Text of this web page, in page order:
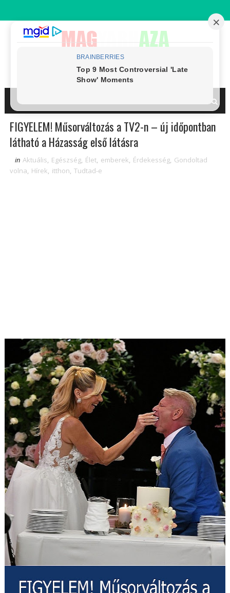
FIGYELEM! Műsorváltozás a TV2-n – új időpontban
látható a Házasság első látásra
in Aktuális, Egészség, Élet, emberek, Érdekesség, Gondoltad
volna, Hírek, itthon, Tudtad-e